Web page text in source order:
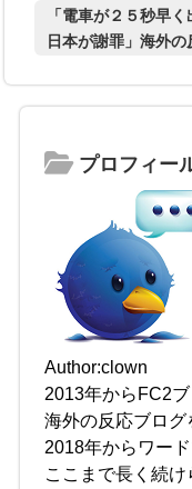
「電車が２５秒早
日本が謝罪」海外の
プロフィー
Author:clown
2013年からFC2
海外の反応ブログ
2018年からワード
ここまで長く続け